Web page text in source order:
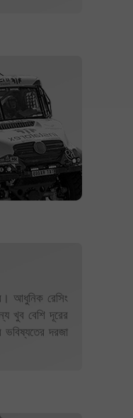
আধুনিক রেসিং
খুব বেশি দূরের
দরজা